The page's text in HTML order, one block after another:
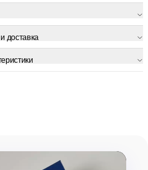
доставка